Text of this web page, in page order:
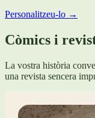
Personalitzeu-lo →
Còmics i
La vostra història
una revista sencera